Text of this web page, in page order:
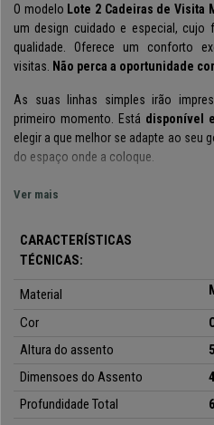
O modelo Lote 2 Cadeiras de Visita
um design cuidado e especial, cujo
qualidade. Oferece um conforto
visitas. Não perca a oportunidade
As suas linhas simples irão
primeiro momento. Está disponível
elegir a que melhor se adapte ao seu
do espaço onde a coloque.
Oassento e o encosto são
importante no caso de a colocar no
pela qual é uma ótima opção para
inclui
4 pernas para garantir
Este modelo combina um design
entrega grátis e garantia
Ver mais
CARACTERÍSTICAS
TÉCNICAS:
Material
Cor
Altura do assento
Dimensoes do Assento
Profundidade Total